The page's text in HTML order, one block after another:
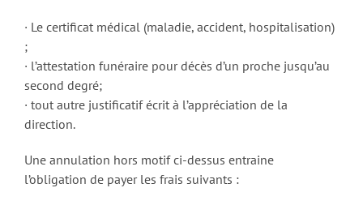
· Le certificat médical (maladie, accident, hospitalisation)
;
· l’attestation funéraire pour décès d’un proche jusqu’au
second degré;
· tout autre justificatif écrit à l’appréciation de la
direction.
Une annulation hors motif ci-dessus entraine
l’obligation de payer les frais suivants :